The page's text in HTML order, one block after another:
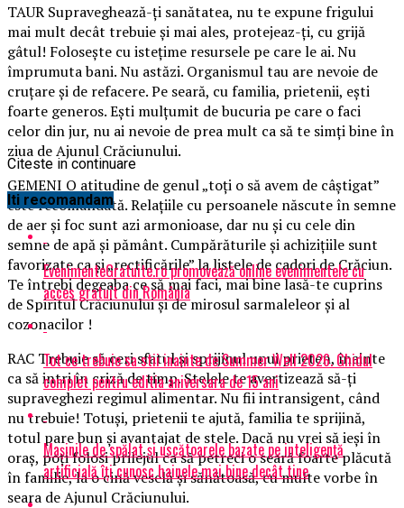
TAUR Supraveghează-ţi sanătatea, nu te expune frigului
mai mult decât trebuie şi mai ales, protejeaz-ţi, cu grijă
gâtul! Foloseşte cu isteţime resursele pe care le ai. Nu
împrumuta bani. Nu astăzi. Organismul tau are nevoie de
cruţare şi de refacere. Pe seară, cu familia, prietenii, eşti
foarte generos. Eşti mulţumit de bucuria pe care o faci
celor din jur, nu ai nevoie de prea mult ca să te simţi bine în
ziua de Ajunul Crăciunului.
GEMENI O atitudine de genul „toţi o să avem de câştigat”
este recomandată. Relaţiile cu persoanele născute în semne
de aer şi foc sunt azi armonioase, dar nu şi cu cele din
semne de apă şi pământ. Cumpărăturile şi achiziţiile sunt
favorizate ca şi „rectificările” la listele de cadori de Crăciun.
Te întrebi degeaba ce să mai faci, mai bine lasă-te cuprins
de Spiritul Crăciunului şi de mirosul sarmaleleor şi al
cozonacilor !
RAC Trebuie să ceri sfatul şi sprijinul unui prieten, înainte
ca să intri în criză de timp. Stelele te avertizează să-ţi
supraveghezi regimul alimentar. Nu fii intransigent, când
nu trebuie! Totuşi, prietenii te ajută, familia te sprijină,
totul pare bun şi avantajat de stele. Dacă nu vrei să ieşi în
oraş, poţi folosi prilejul ca să petreci o seară foarte plăcută
în familie, la o cină veselă şi sănătoasă, cu multe vorbe în
seara de Ajunul Crăciunului.
Citeste in continuare
Iti recomandam
EvenimenteGratuite.ro promovează online evenimentele cu
acces gratuit din România
Tot ce trebuie sa stii inainte de Summer Well 2026. Ghidul
complet pentru editia aniversara de 15 ani
Mașinile de spălat și uscătoarele bazate pe inteligență
artificială îți cunosc hainele mai bine decât tine